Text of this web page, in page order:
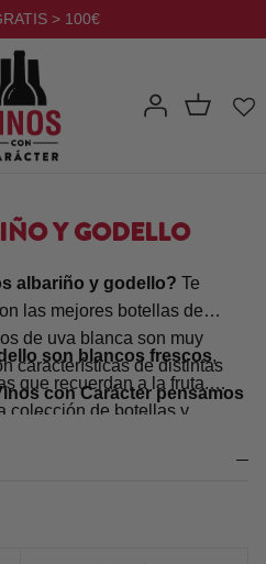
> 100€
Y GODELLO
albariño y godello? Te
las mejores botellas de
de uva blanca son muy
características de distintas
con Carácter pensamos
diferentes bodegas,
son blancos frescos,
que recuerdan a la fruta.
colección de botellas y
vitivinícolas, cada uno con